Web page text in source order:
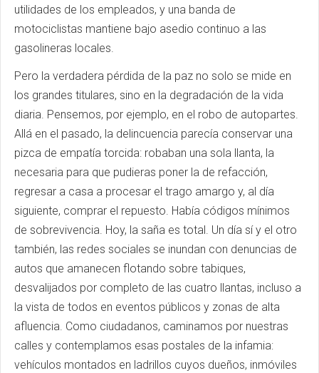
utilidades de los empleados, y una banda de
motociclistas mantiene bajo asedio continuo a las
gasolineras locales.
Pero la verdadera pérdida de la paz no solo se mide en
los grandes titulares, sino en la degradación de la vida
diaria. Pensemos, por ejemplo, en el robo de autopartes.
Allá en el pasado, la delincuencia parecía conservar una
pizca de empatía torcida: robaban una sola llanta, la
necesaria para que pudieras poner la de refacción,
regresar a casa a procesar el trago amargo y, al día
siguiente, comprar el repuesto. Había códigos mínimos
de sobrevivencia. Hoy, la saña es total. Un día sí y el otro
también, las redes sociales se inundan con denuncias de
autos que amanecen flotando sobre tabiques,
desvalijados por completo de las cuatro llantas, incluso a
la vista de todos en eventos públicos y zonas de alta
afluencia. Como ciudadanos, caminamos por nuestras
calles y contemplamos esas postales de la infamia:
vehículos montados en ladrillos cuyos dueños, inmóviles